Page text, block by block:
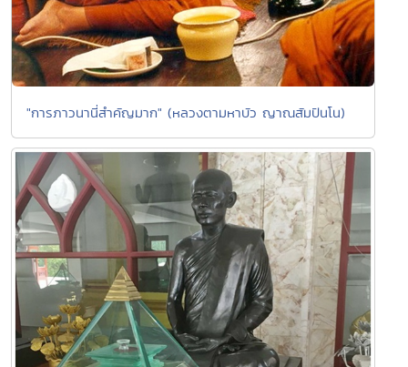
"การภาวนานี่สำคัญมาก" (หลวงตามหาบัว ญาณสัมปันโน)